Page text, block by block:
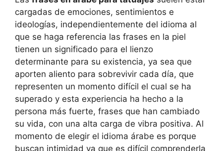
cargadas de emociones, sentimientos e
ideologías, independientemente del idioma al
que se haga referencia las frases en la piel
tienen un significado para el lienzo
determinante para su existencia, ya sea que
aporten aliento para sobrevivir cada día, que
representen un momento difícil el cual se ha
superado y esta experiencia ha hecho a la
persona más fuerte, frases que han cambiado
su vida, con una alta carga de vibra positiva. Al
momento de elegir el idioma árabe es porque
buscan intimidad ya que es difícil comprenderla